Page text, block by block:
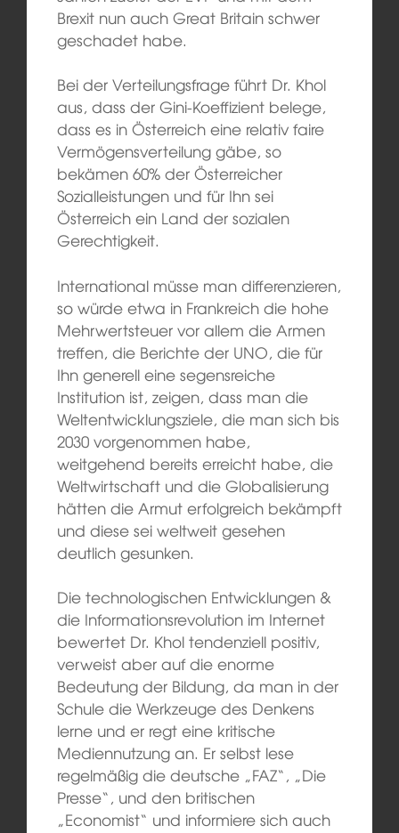
Brexit nun auch Great Britain schwer
geschadet habe.
Bei der Verteilungsfrage führt Dr. Khol
aus, dass der Gini-Koeffizient belege,
dass es in Österreich eine relativ faire
Vermögensverteilung gäbe, so
bekämen 60% der Österreicher
Sozialleistungen und für Ihn sei
Österreich ein Land der sozialen
Gerechtigkeit.
International müsse man differenzieren,
so würde etwa in Frankreich die hohe
Mehrwertsteuer vor allem die Armen
treffen, die Berichte der UNO, die für
Ihn generell eine segensreiche
Institution ist, zeigen, dass man die
Weltentwicklungsziele, die man sich bis
2030 vorgenommen habe,
weitgehend bereits erreicht habe, die
Weltwirtschaft und die Globalisierung
hätten die Armut erfolgreich bekämpft
und diese sei weltweit gesehen
deutlich gesunken.
Die technologischen Entwicklungen &
die Informationsrevolution im Internet
bewertet Dr. Khol tendenziell positiv,
verweist aber auf die enorme
Bedeutung der Bildung, da man in der
Schule die Werkzeuge des Denkens
lerne und er regt eine kritische
Mediennutzung an. Er selbst lese
regelmäßig die deutsche „FAZ“, „Die
Presse“, und den britischen
„Economist“ und informiere sich auch